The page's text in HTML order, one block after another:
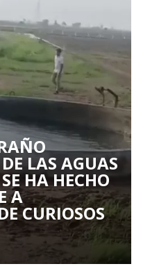
LAS AGUAS
HA HECHO
A
CURIOSOS